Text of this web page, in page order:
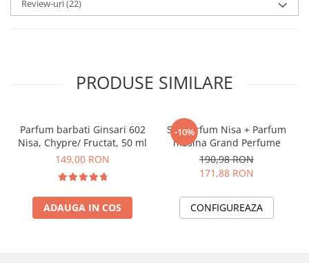
Review-uri(22)
PRODUSE SIMILARE
Parfum barbati Ginsari 602
Nisa, Chypre/ Fructat, 50 ml
149,00 RON
ADAUGA IN COS
-10%
Set Parfum Nisa + Parfum
masina Grand Perfume
190,98 RON
171,88 RON
CONFIGUREAZA